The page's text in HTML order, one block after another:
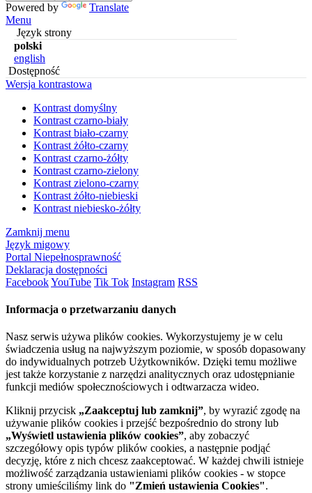
Powered by
Translate
Menu
Język strony
polski
english
Dostępność
Wersja kontrastowa
Kontrast domyślny
Kontrast czarno-biały
Kontrast biało-czarny
Kontrast żółto-czarny
Kontrast czarno-żółty
Kontrast czarno-zielony
Kontrast zielono-czarny
Kontrast żółto-niebieski
Kontrast niebiesko-żółty
Zamknij menu
Język migowy
Portal Niepełnosprawność
Deklaracja dostępności
FacebookYouTube Tik Tok Instagram RSS
Informacja o przetwarzaniu danych
Nasz serwis używa plików cookies. Wykorzystujemy je w celu
świadczenia usług na najwyższym poziomie, w sposób dopasowany
do indywidualnych potrzeb Użytkowników. Dzięki temu możliwe
jest także korzystanie z narzędzi analitycznych oraz udostępnianie
funkcji mediów społecznościowych i odtwarzacza wideo.
Kliknij przycisk „Zaakceptuj lub zamknij”, by wyrazić zgodę na
używanie plików cookies i przejść bezpośrednio do strony lub
„Wyświetl ustawienia plików cookies”, aby zobaczyć
szczegółowy opis typów plików cookies, a następnie podjąć
decyzję, które z nich chcesz zaakceptować. W każdej chwili istnieje
możliwość zarządzania ustawieniami plików cookies - w stopce
strony umieściliśmy link do "Zmień ustawienia Cookies".